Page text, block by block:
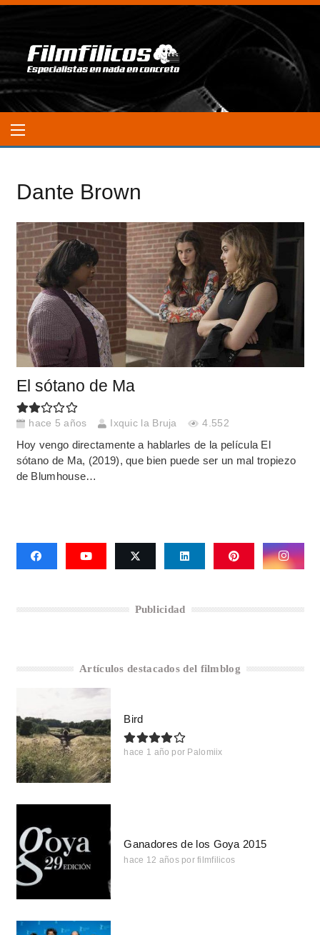
Dante Brown
El sótano de Ma
hace 5 años Ixquic la Bruja 4.552
Hoy vengo directamente a hablarles de la película El
sótano de Ma, (2019), que bien puede ser un mal tropiezo
de Blumhouse…
Publicidad
Artículos destacados del filmblog
Bird
hace 1 año por Palomiix
Ganadores de los Goya 2015
hace 12 años por filmfilicos